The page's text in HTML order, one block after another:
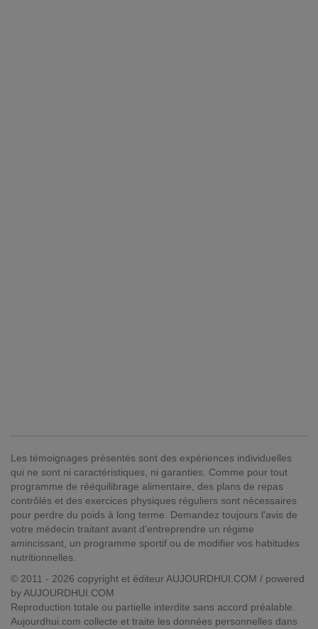
Les témoignages présentés sont des expériences individuelles
qui ne sont ni caractéristiques, ni garanties. Comme pour tout
programme de rééquilibrage alimentaire, des plans de repas
contrôlés et des exercices physiques réguliers sont nécessaires
pour perdre du poids à long terme. Demandez toujours l'avis de
votre médecin traitant avant d'entreprendre un régime
amincissant, un programme sportif ou de modifier vos habitudes
nutritionnelles.
© 2011 - 2026 copyright et éditeur AUJOURDHUI.COM / powered
by AUJOURDHUI.COM
Reproduction totale ou partielle interdite sans accord préalable.
Aujourdhui.com collecte et traite les données personnelles dans